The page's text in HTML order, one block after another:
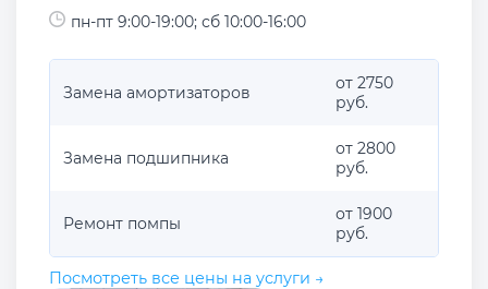
пн-пт 9:00-19:00; сб 10:00-16:00
Замена амортизаторов
от 2750
руб.
Замена подшипника
от 2800
руб.
Ремонт помпы
от 1900
руб.
Посмотреть все цены на услуги →